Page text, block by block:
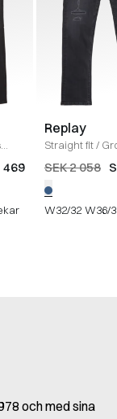
469
Replay
Straight fit/
Jeans
DENIM
SEK 2 058
W32/32 W36/
och med sina